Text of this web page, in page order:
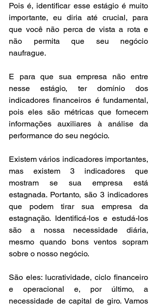
Pois é, identificar esse estágio é muito
importante, eu diria até crucial, para
que você não perca de vista a rota e
não permita que seu negócio
naufrague.
E para que sua empresa não entre
nesse estágio, ter domínio dos
indicadores financeiros é fundamental,
pois eles são métricas que fornecem
informações auxiliares à análise da
performance do seu negócio.
Existem vários indicadores importantes,
mas existem 3 indicadores que
mostram se sua empresa está
estagnada. Portanto, são 3 indicadores
que podem tirar sua empresa da
estagnação. Identificá-los e estudá-los
são a nossa necessidade diária,
mesmo quando bons ventos sopram
sobre o nosso negócio.
São eles: lucratividade, ciclo financeiro
e operacional e, por último, a
necessidade de capital de giro. Vamos